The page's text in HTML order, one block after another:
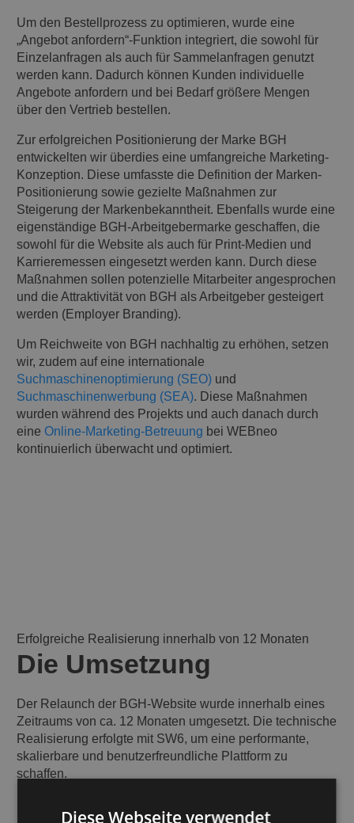
Um den Bestellprozess zu optimieren, wurde eine
„Angebot anfordern“-Funktion integriert, die sowohl für
Einzelanfragen als auch für Sammelanfragen genutzt
werden kann. Dadurch können Kunden individuelle
Angebote anfordern und bei Bedarf größere Mengen
über den Vertrieb bestellen.
Zur erfolgreichen Positionierung der Marke BGH
entwickelten wir überdies eine umfangreiche Marketing-
Konzeption. Diese umfasste die Definition der Marken-
Positionierung sowie gezielte Maßnahmen zur
Steigerung der Markenbekanntheit. Ebenfalls wurde eine
eigenständige BGH-Arbeitgebermarke geschaffen, die
sowohl für die Website als auch für Print-Medien und
Karrieremessen eingesetzt werden kann. Durch diese
Maßnahmen sollen potenzielle Mitarbeiter angesprochen
und die Attraktivität von BGH als Arbeitgeber gesteigert
werden (Employer Branding).
Um Reichweite von BGH nachhaltig zu erhöhen, setzen
wir, zudem auf eine internationale
Suchmaschinenoptimierung (SEO) und
Suchmaschinenwerbung (SEA). Diese Maßnahmen
wurden während des Projekts und auch danach durch
eine Online-Marketing-Betreuung bei WEBneo
kontinuierlich überwacht und optimiert.
Erfolgreiche Realisierung innerhalb von 12 Monaten
Die Umsetzung
Der Relaunch der BGH-Website wurde innerhalb eines
Zeitraums von ca. 12 Monaten umgesetzt. Die technische
Realisierung erfolgte mit SW6, um eine performante,
skalierbare und benutzerfreundliche Plattform zu
schaffen.
Diese Webseite verwendet